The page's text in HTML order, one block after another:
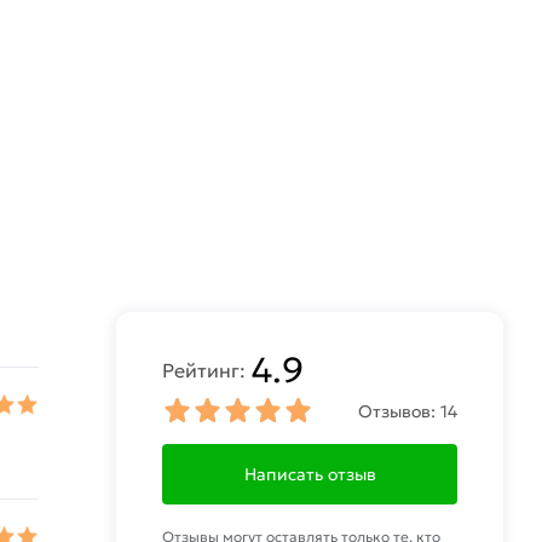
Рейтинг: 4.9
Отзывов: 14
Написать отзыв
Отзывы могут оставлять только те, кто